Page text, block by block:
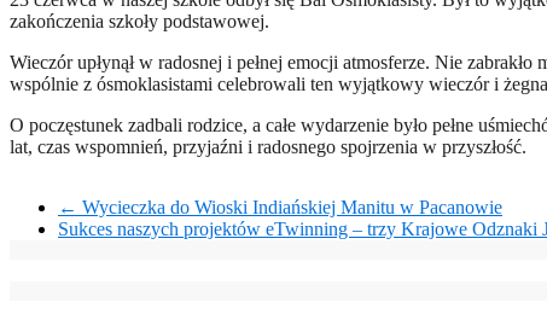
zakończenia szkoły podstawowej.
Wieczór upłynął w radosnej i pełnej emocji atmosferze. Nie
wspólnie z ósmoklasistami celebrowali ten wyjątkowy wieczór i
O poczęstunek zadbali rodzice, a całe wydarzenie było pełne
lat, czas wspomnień, przyjaźni i radosnego spojrzenia w przyszłość.
← Wycieczka do Wioski Indiańskiej Manitu w Pacanowie
Sukces naszych projektów eTwinning – trzy Krajowe Odznaki